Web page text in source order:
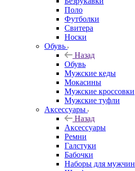
Поло
Футболки
Свитера
Носки
Обувь
Назад
Обувь
Мужские кеды
Мокасины
Мужские кроссовки
Мужские туфли
Аксессуары
Назад
Аксессуары
Ремни
Галстуки
Бабочки
Наборы для мужчин